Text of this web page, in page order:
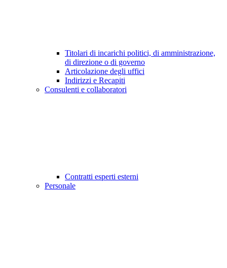
Titolari di incarichi politici, di amministrazione,
di direzione o di governo
Articolazione degli uffici
Indirizzi e Recapiti
Consulenti e collaboratori
Contratti esperti esterni
Personale